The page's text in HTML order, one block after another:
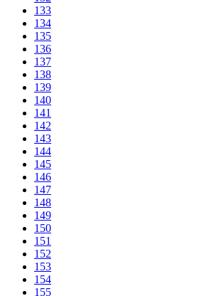
133
134
135
136
137
138
139
140
141
142
143
144
145
146
147
148
149
150
151
152
153
154
155